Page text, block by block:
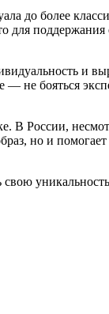
до более
для поддержания
и
не бояться
В России,
но и